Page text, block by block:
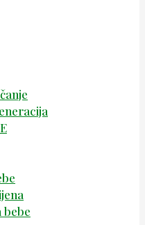
bebe